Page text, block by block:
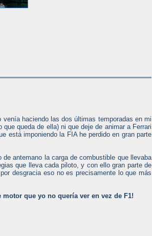
haciendo las dos últimas temporadas en mi
queda de ella) ni que deje de animar a Ferrari
está imponiendo la FIA he perdido en gran parte
antemano la carga de combustible que llevaba
que lleva cada piloto, y con ello gran parte de
desgracia eso no es precisamente lo que más
que yo no quería ver en vez de F1!